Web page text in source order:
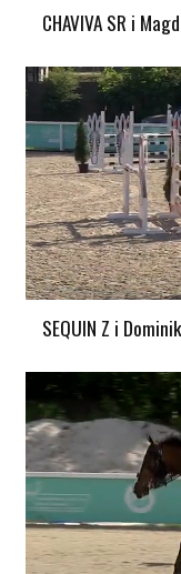
CHAVIVA SR i
SEQUIN Z i